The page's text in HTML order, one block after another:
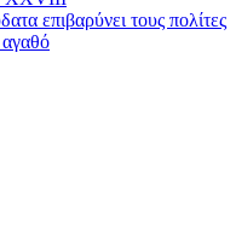
επιβαρύνει τους πολίτες
αγαθό